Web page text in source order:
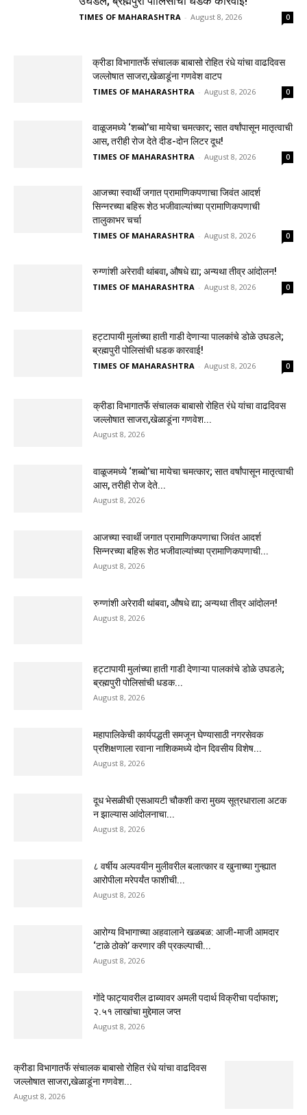
TIMES OF MAHARASHTRA - August 8, 2026 0
क्रीडा विभागातर्फे संचालक बाबासो रोहित रंधे यांचा वाढदिवस
जल्लोषात साजरा,खेळाडूंना गणवेश वाटप
TIMES OF MAHARASHTRA - August 8, 2026 0
वाळूजमध्ये ‘शब्बो’चा मायेचा चमत्कार; सात वर्षांपासून मातृत्वाची
आस, तरीही रोज देते दीड-दोन लिटर दूध!
TIMES OF MAHARASHTRA - August 8, 2026 0
आजच्या स्वार्थी जगात प्रामाणिकपणाचा जिवंत आदर्श
सिन्नरच्या बहिरू शेठ भजीवाल्यांच्या प्रामाणिकपणाची
तालुकाभर चर्चा
TIMES OF MAHARASHTRA - August 8, 2026 0
रुग्णांशी अरेरावी थांबवा, औषधे द्या; अन्यथा तीव्र आंदोलन!
TIMES OF MAHARASHTRA - August 8, 2026 0
हट्टापायी मुलांच्या हाती गाडी देणाऱ्या पालकांचे डोळे उघडले;
ब्रह्मपुरी पोलिसांची धडक कारवाई!
TIMES OF MAHARASHTRA - August 8, 2026 0
क्रीडा विभागातर्फे संचालक बाबासो रोहित रंधे यांचा वाढदिवस
जल्लोषात साजरा,खेळाडूंना गणवेश...
August 8, 2026
वाळूजमध्ये ‘शब्बो’चा मायेचा चमत्कार; सात वर्षांपासून मातृत्वाची
आस, तरीही रोज देते...
August 8, 2026
आजच्या स्वार्थी जगात प्रामाणिकपणाचा जिवंत आदर्श
सिन्नरच्या बहिरू शेठ भजीवाल्यांच्या प्रामाणिकपणाची...
August 8, 2026
रुग्णांशी अरेरावी थांबवा, औषधे द्या; अन्यथा तीव्र आंदोलन!
August 8, 2026
हट्टापायी मुलांच्या हाती गाडी देणाऱ्या पालकांचे डोळे उघडले;
ब्रह्मपुरी पोलिसांची धडक...
August 8, 2026
महापालिकेची कार्यपद्धती समजून घेण्यासाठी नगरसेवक
प्रशिक्षणाला रवाना नाशिकमध्ये दोन दिवसीय विशेष...
August 8, 2026
दूध भेसळीची एसआयटी चौकशी करा मुख्य सूत्रधाराला अटक
न झाल्यास आंदोलनाचा...
August 8, 2026
८ वर्षीय अल्पवयीन मुलीवरील बलात्कार व खुनाच्या गुन्ह्यात
आरोपीला मरेपर्यंत फाशीची...
August 8, 2026
आरोग्य विभागाच्या अहवालाने खळबळ: आजी-माजी आमदार
‘टाळे ठोको’ करणार की प्रकल्पाची...
August 8, 2026
गोंदे फाट्यावरील ढाब्यावर अमली पदार्थ विक्रीचा पर्दाफाश;
२.५१ लाखांचा मुद्देमाल जप्त
August 8, 2026
क्रीडा विभागातर्फे संचालक बाबासो रोहित रंधे यांचा वाढदिवस
जल्लोषात साजरा,खेळाडूंना गणवेश...
August 8, 2026